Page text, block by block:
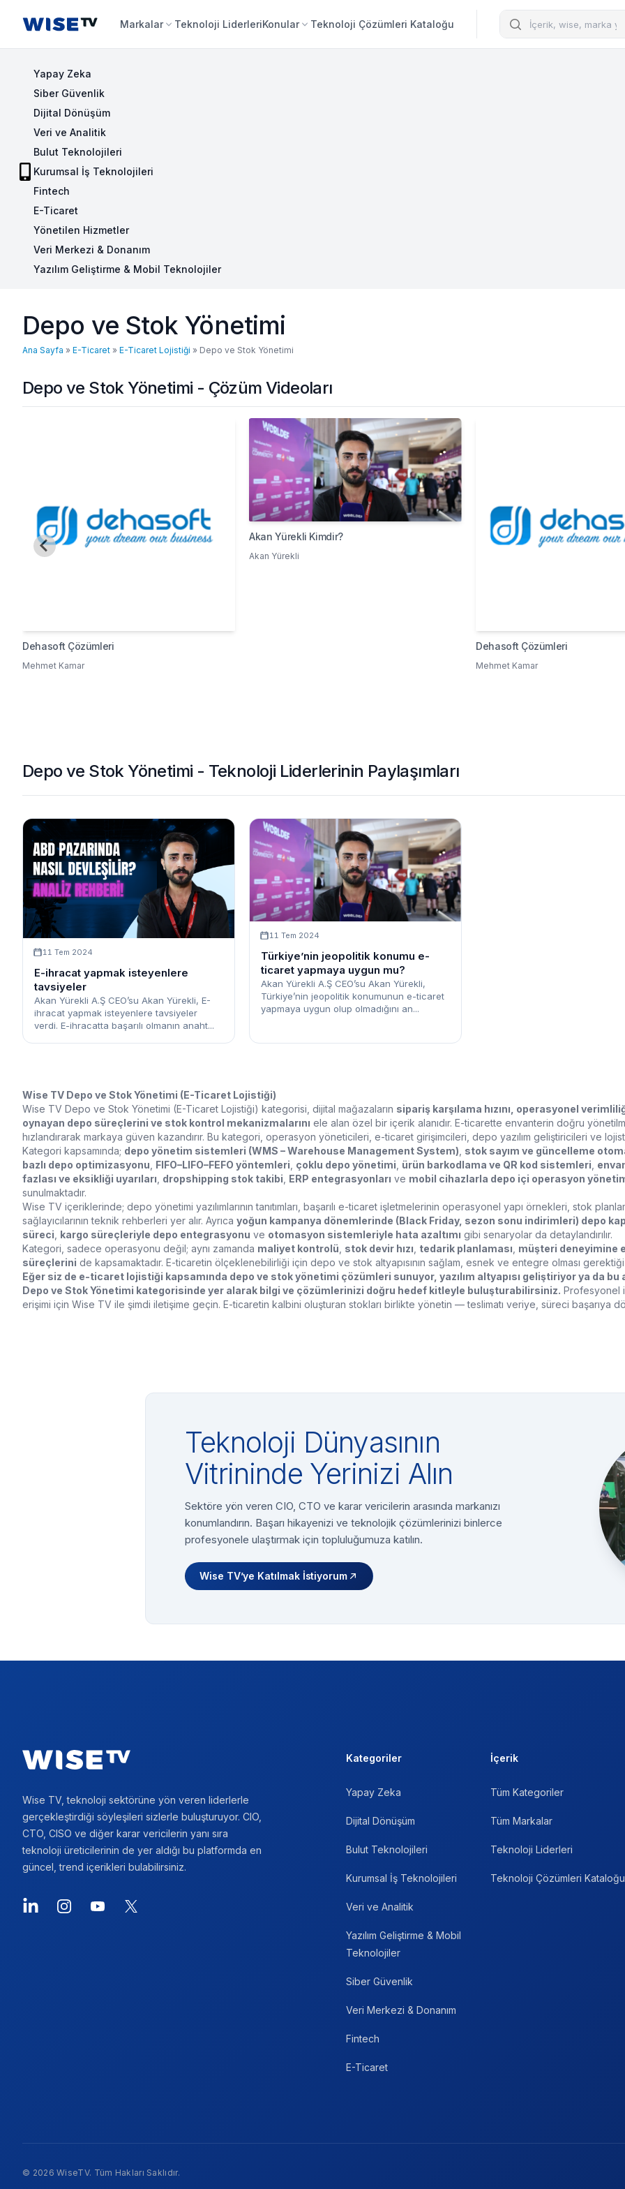
Wise TV Markalar Teknoloji LiderleriKonular Teknoloji Çözümleri Kataloğu Arama
Yapay Zeka
Siber Güvenlik
Dijital Dönüşüm
Veri ve Analitik
Bulut Teknolojileri
Kurumsal İş Teknolojileri
Fintech
E-Ticaret
Yönetilen Hizmetler
Veri Merkezi & Donanım
Yazılım Geliştirme & Mobil Teknolojiler
Depo ve Stok Yönetimi
Ana Sayfa » E-Ticaret » E-Ticaret Lojistiği » Depo ve Stok Yönetimi
Depo ve Stok Yönetimi - Çözüm Videoları
Dehasoft Çözümleri
Mehmet Kamar
Akan Yürekli Kimdir?
Akan Yürekli
Dehasoft Çözümleri
Mehmet Kamar
Depo ve Stok Yönetimi - Teknoloji Liderlerinin Paylaşımları
11 Tem 2024
E-ihracat yapmak isteyenlere
tavsiyeler
Akan Yürekli A.Ş CEO’su Akan Yürekli, E-
ihracat yapmak isteyenlere tavsiyeler
verdi. E-ihracatta başarılı olmanın anaht...
11 Tem 2024
Türkiye’nin jeopolitik konumu e-
ticaret yapmaya uygun mu?
Akan Yürekli A.Ş CEO’su Akan Yürekli,
Türkiye’nin jeopolitik konumunun e-ticaret
yapmaya uygun olup olmadığını an...
Wise TV Depo ve Stok Yönetimi (E-Ticaret Lojistiği)
Wise TV Depo ve Stok Yönetimi (E-Ticaret Lojistiği) kategorisi, dijital mağazaların sipariş karşılama hızını, operasyonel
oynayan depo süreçlerini ve stok kontrol mekanizmalarını ele alan özel bir içerik alanıdır. E-ticarette envanterin doğru
hızlandırarak markaya güven kazandırır. Bu kategori, operasyon yöneticileri, e-ticaret girişimcileri, depo yazılım geliştiricileri ve
Kategori kapsamında; depo yönetim sistemleri (WMS – Warehouse Management System) stok sayım ve güncelleme
bazlı depo optimizasyonu FIFO–LIFO–FEFO yöntemleri çoklu depo yönetimi ürün barkodlama ve QR kod sistemleri
fazlası ve eksikliği uyarıları dropshipping stok takibi ERP entegrasyonları ve mobil cihazlarla depo içi operasyon
sunulmaktadır.
Wise TV içeriklerinde; depo yönetimi yazılımlarının tanıtımları, başarılı e-ticaret işletmelerinin operasyonel yapı örnekleri, stok
sağlayıcılarının teknik rehberleri yer alır. Ayrıca yoğun kampanya dönemlerinde (Black Friday, sezon sonu indirimleri) depo
süreci kargo süreçleriyle depo entegrasyonu ve otomasyon sistemleriyle hata azaltımı gibi senaryolar da detaylandırılır.
Kategori, sadece operasyonu değil; aynı zamanda maliyet kontrolü stok devir hızı tedarik planlaması müşteri deneyimine
süreçlerini de kapsamaktadır. E-ticaretin ölçeklenebilirliği için depo ve stok altyapısının sağlam, esnek ve entegre olması gerektiği
Eğer siz de e-ticaret lojistiği kapsamında depo ve stok yönetimi çözümleri sunuyor, yazılım altyapısı geliştiriyor ya da bu
Depo ve Stok Yönetimi kategorisinde yer alarak bilgi ve çözümlerinizi doğru hedef kitleyle buluşturabilirsiniz. Profesyonel
erişimi için Wise TV ile şimdi iletişime geçin. E-ticaretin kalbini oluşturan stokları birlikte yönetin — teslimatı veriye, süreci başarıya
Teknoloji Dünyasının
Vitrininde Yerinizi Alın
Sektöre yön veren CIO, CTO ve karar vericilerin arasında markanızı
konumlandırın. Başarı hikayenizi ve teknolojik çözümlerinizi binlerce
profesyonele ulaştırmak için topluluğumuza katılın.
Wise TV’ye Katılmak İstiyorum
Wise TV, teknoloji sektörüne yön veren liderlerle
gerçekleştirdiği söyleşileri sizlerle buluşturuyor. CIO,
CTO, CISO ve diğer karar vericilerin yanı sıra
teknoloji üreticilerinin de yer aldığı bu platformda en
güncel, trend içerikleri bulabilirsiniz.
LinkedInInstagramYouTube
X
Kategoriler
Yapay Zeka
Dijital Dönüşüm
Bulut Teknolojileri
Kurumsal İş Teknolojileri
Veri ve Analitik
Yazılım Geliştirme & Mobil
Teknolojiler
Siber Güvenlik
Veri Merkezi & Donanım
Fintech
E-Ticaret
İçerik
Tüm Kategoriler
Tüm Markalar
Teknoloji Liderleri
Teknoloji Çözümleri Kataloğu
© 2026 WiseTV. Tüm Hakları Saklıdır.